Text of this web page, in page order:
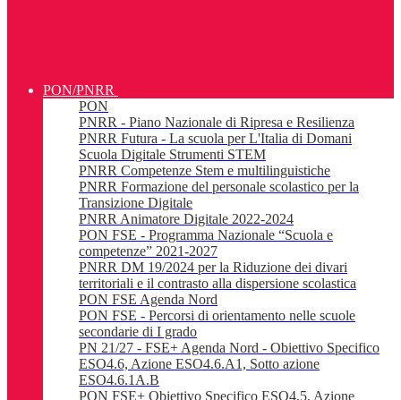
PON/PNRR
PON
PNRR - Piano Nazionale di Ripresa e Resilienza
PNRR Futura - La scuola per L'Italia di Domani
Scuola Digitale Strumenti STEM
PNRR Competenze Stem e multilinguistiche
PNRR Formazione del personale scolastico per la
Transizione Digitale
PNRR Animatore Digitale 2022-2024
PON FSE - Programma Nazionale “Scuola e
competenze” 2021-2027
PNRR DM 19/2024 per la Riduzione dei divari
territoriali e il contrasto alla dispersione scolastica
PON FSE Agenda Nord
PON FSE - Percorsi di orientamento nelle scuole
secondarie di I grado
PN 21/27 - FSE+ Agenda Nord - Obiettivo Specifico
ESO4.6, Azione ESO4.6.A1, Sotto azione
ESO4.6.1A.B
PON FSE+ Obiettivo Specifico ESO4.5, Azione